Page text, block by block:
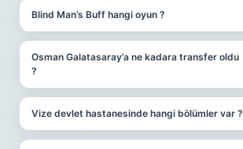
Blind Man’s Buff hangi oyun ?
Osman Galatasaray’a ne kadara transfer oldu
?
Vize devlet hastanesinde hangi bölümler var ?